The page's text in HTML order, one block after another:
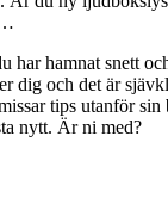
…
har hamnat snett
dig och det är
tips utanför
nytt. Är ni med?